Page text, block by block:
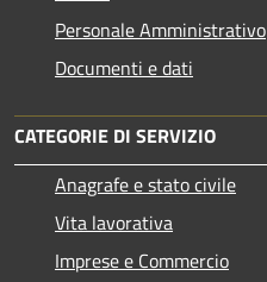
Personale Amministrativo
Documenti e dati
CATEGORIE DI SERVIZIO
Anagrafe e stato civile
Vita lavorativa
Imprese e Commercio